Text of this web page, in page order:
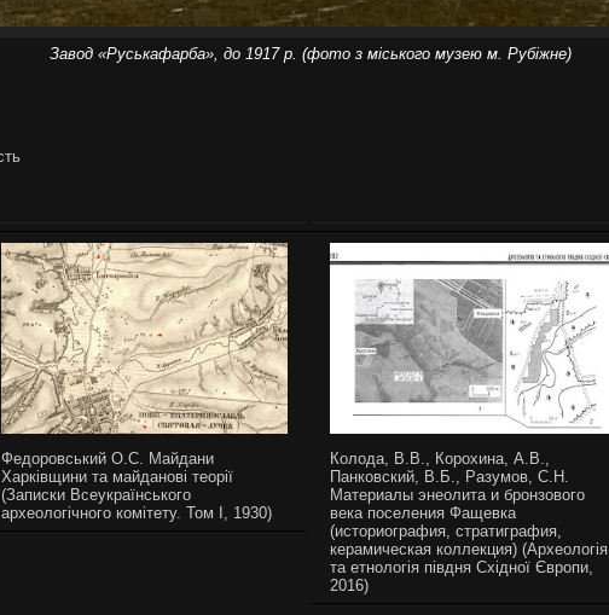
Завод «Руськафарба», до 1917 р. (фото з міського музею м. Рубіжне)
Федоровський О.С. Майдани
Харківщини та майданові теорії
(Записки Всеукраїнського
археологічного комітету. Том I, 1930)
Колода, В.В., Корохина, А.В.,
Панковский, В.Б., Разумов, С.Н.
Материалы энеолита и бронзового
века поселения Фащевка
(историография, стратиграфия,
керамическая коллекция) (Археологія
та етнологія півдня Східної Європи,
2016)